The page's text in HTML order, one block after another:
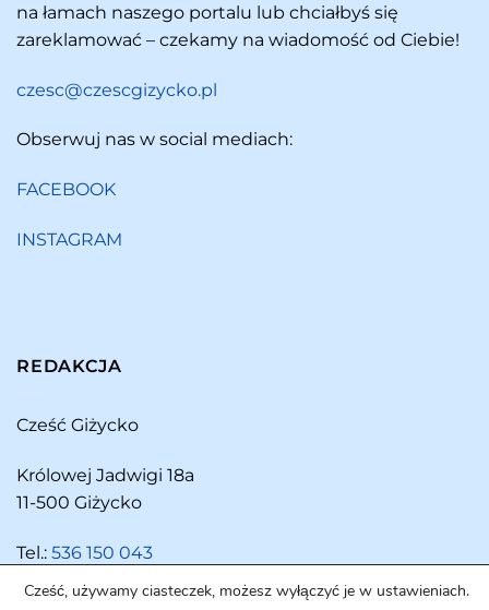
na łamach naszego portalu lub chciałbyś się
zareklamować – czekamy na wiadomość od Ciebie!
czesc@czescgizycko.pl
Obserwuj nas w social mediach:
FACEBOOK
INSTAGRAM
REDAKCJA
Cześć Giżycko
Królowej Jadwigi 18a
11-500 Giżycko
Tel.: 536 150 043
Cześć, używamy ciasteczek, możesz wyłączyć je w ustawieniach.